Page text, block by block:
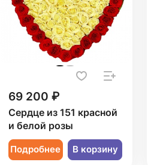
69 200 ₽
Сердце из 151 красной
и белой розы
Подробнее В корзину